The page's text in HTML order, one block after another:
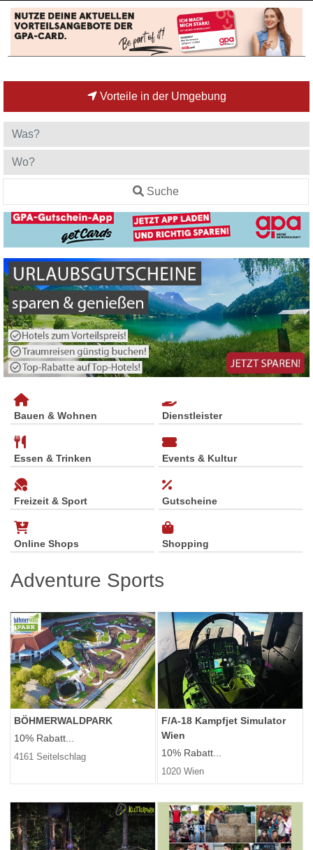
Vorteile in der Umgebung
Suche
Bauen & Wohnen Dienstleister
Essen & Trinken Events & Kultur
Freizeit & Sport Gutscheine
Online Shops Shopping
Adventure Sports
BÖHMERWALDPARK
10% Rabatt...
4161 Seitelschlag
F/A-18 Kampfjet Simulator
Wien
10% Rabatt...
1020 Wien